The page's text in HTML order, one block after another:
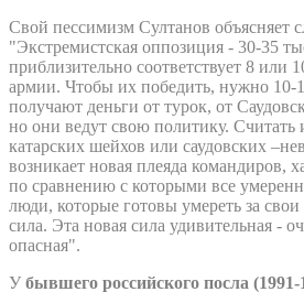
Свой пессимизм Султанов объясняет
"Экстремистская оппозиция - 30-35
приблизительно соответствует 8 или
армии. Чтобы их победить, нужно 10-
получают деньги от турок, от
но они ведут свою политику. Считать
катарских шейхов или саудовских
возникает новая плеяда командиров,
по сравнению с которыми все
люди, которые готовы умереть за
сила. Эта новая сила удивительная -
опасная".
У бывшего российского посла